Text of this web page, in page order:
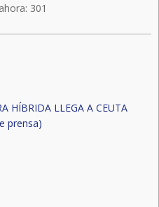
301
HÍBRIDA LLEGA A CEUTA
prensa)